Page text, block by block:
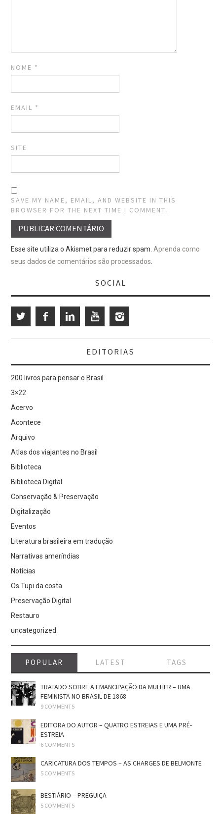
NOME *
EMAIL *
SITE
SAVE MY NAME, EMAIL, AND WEBSITE IN THIS
BROWSER FOR THE NEXT TIME I COMMENT.
Esse site utiliza o Akismet para reduzir spam.Aprenda como
seus dados de comentários são processados.
SOCIAL
EDITORIAS
200 livros para pensar o Brasil
3×22
Acervo
Acontece
Arquivo
Atlas dos viajantes no Brasil
Biblioteca
Biblioteca Digital
Conservação & Preservação
Digitalização
Eventos
Literatura brasileira em tradução
Narrativas ameríndias
Notícias
Os Tupi da costa
Preservação Digital
Restauro
uncategorized
POPULAR LATEST TAGS
TRATADO SOBRE A EMANCIPAÇÃO DA MULHER – UMA
FEMINISTA NO BRASIL DE 1868
9 COMMENTS
EDITORA DO AUTOR – QUATRO ESTREIAS E UMA PRÉ-
ESTREIA
6 COMMENTS
CARICATURA DOS TEMPOS – AS CHARGES DE BELMONTE
5 COMMENTS
BESTIÁRIO – PREGUIÇA
5 COMMENTS